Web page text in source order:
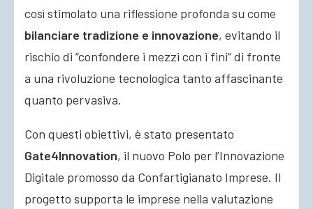
così stimolato una riflessione profonda su come
bilanciare tradizione e innovazione, evitando il
rischio di “confondere i mezzi con i fini” di fronte
a una rivoluzione tecnologica tanto affascinante
quanto pervasiva.
Con questi obiettivi, è stato presentato
Gate4Innovation, il nuovo Polo per l’Innovazione
Digitale promosso da Confartigianato Imprese. Il
progetto supporta le imprese nella valutazione